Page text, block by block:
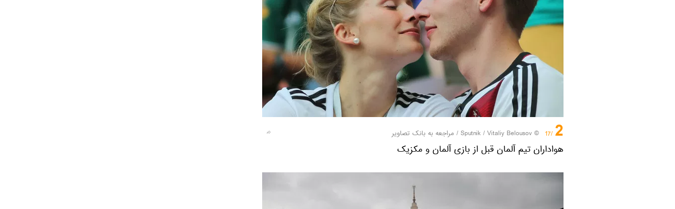
2
/17
© Sputnik / Vitaliy Belousov
/ مراجعه به بانک تصاویر
هواداران تیم آلمان قبل از بازی آلمان و مکزیک